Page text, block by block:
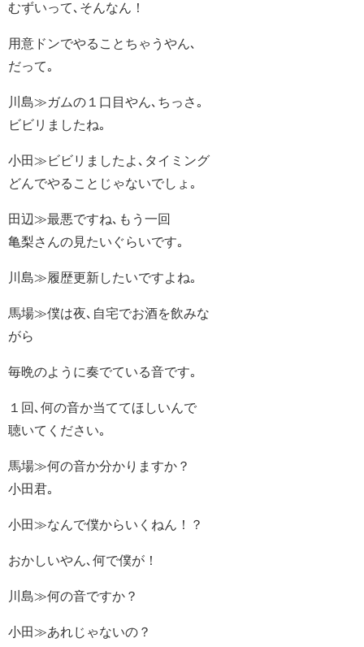
むずいって､そんなん！
用意ドンでやることちゃうやん､
だって｡
川島≫ガムの１口目やん､ちっさ｡
ビビリましたね｡
小田≫ビビリましたよ､タイミング
どんでやることじゃないでしょ｡
田辺≫最悪ですね､もう一回
亀梨さんの見たいぐらいです｡
川島≫履歴更新したいですよね｡
馬場≫僕は夜､自宅でお酒を飲みな
がら
毎晩のように奏でている音です｡
１回､何の音か当ててほしいんで
聴いてください｡
馬場≫何の音か分かりますか？
小田君｡
小田≫なんで僕からいくねん！？
おかしいやん､何で僕が！
川島≫何の音ですか？
小田≫あれじゃないの？